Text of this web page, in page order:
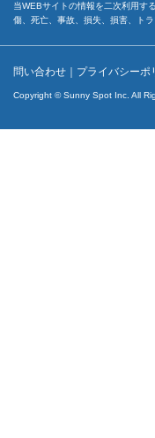
当WEBサイトの情報を二次利用す
傷、死亡、事故、損失、損害、ト
問い合わせ ｜ プライバシーポ
Copyright © Sunny Spot Inc. All